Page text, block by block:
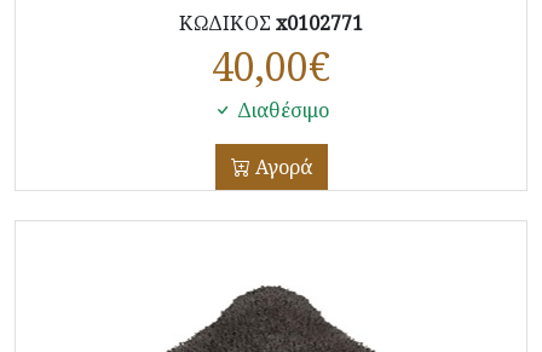
ΚΩΔΙΚΟΣ x0102771
40,00€
Διαθέσιμο
Αγορά